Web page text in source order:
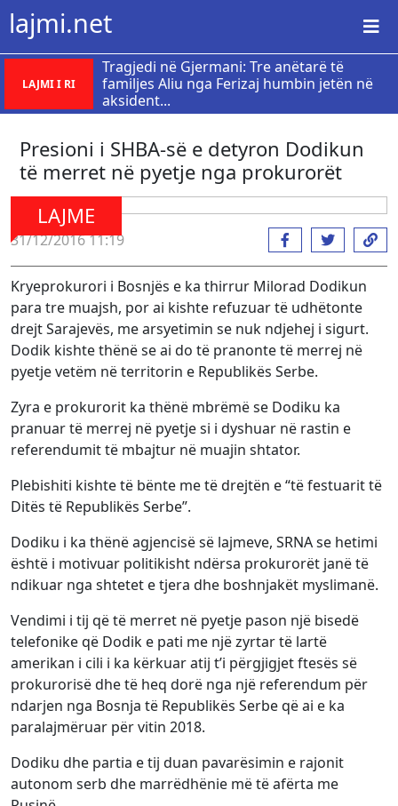
lajmi.net
LAJMI I RI
Tragjedi në Gjermani: Tre anëtarë të
familjes Aliu nga Ferizaj humbin jetën në
aksident...
Presioni i SHBA-së e detyron Dodikun
të merret në pyetje nga prokurorët
LAJME
31/12/2016 11:19
Kryeprokurori i Bosnjës e ka thirrur Milorad Dodikun
para tre muajsh, por ai kishte refuzuar të udhëtonte
drejt Sarajevës, me arsyetimin se nuk ndjehej i sigurt.
Dodik kishte thënë se ai do të pranonte të merrej në
pyetje vetëm në territorin e Republikës Serbe.
Zyra e prokurorit ka thënë mbrëmë se Dodiku ka
pranuar të merrej në pyetje si i dyshuar në rastin e
referendumit të mbajtur në muajin shtator.
Plebishiti kishte të bënte me të drejtën e “të festuarit të
Ditës të Republikës Serbe”.
Dodiku i ka thënë agjencisë së lajmeve, SRNA se hetimi
është i motivuar politikisht ndërsa prokurorët janë të
ndikuar nga shtetet e tjera dhe boshnjakët myslimanë.
Vendimi i tij që të merret në pyetje pason një bisedë
telefonike që Dodik e pati me një zyrtar të lartë
amerikan i cili i ka kërkuar atij t’i përgjigjet ftesës së
prokurorisë dhe të heq dorë nga një referendum për
ndarjen nga Bosnja të Republikës Serbe që ai e ka
paralajmëruar për vitin 2018.
Dodiku dhe partia e tij duan pavarësimin e rajonit
autonom serb dhe marrëdhënie më të afërta me